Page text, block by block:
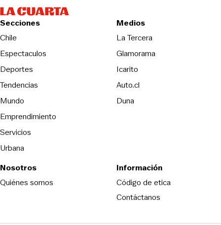
Secciones
Chile
Espectaculos
Deportes
Tendencias
Mundo
Emprendimiento
Servicios
Urbana
Medios
La TerceraOpens in new
Glamorama
Icarito
Auto.cl
DunaOpens in new window
Nosotros
Quiénes somos
Información
Código de eticaOpens in new
Contáctanos